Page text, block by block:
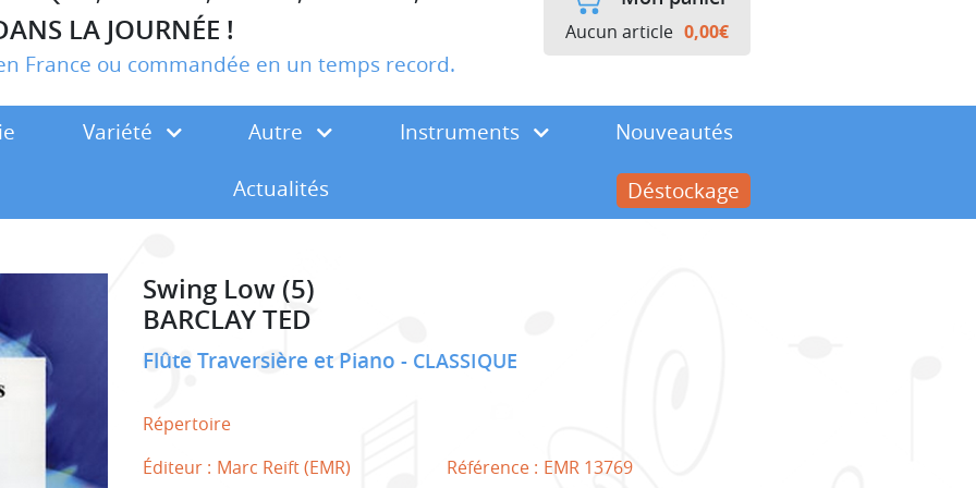
LA JOURNÉE !
France ou commandée en un temps record.
Aucun article 0,00€
Variété Autre Instruments
Nouveautés
Actualités
Déstockage
Swing Low (5)
BARCLAY TED
Flûte Traversière et Piano CLASSIQUE
Répertoire
Éditeur : Marc Reift (EMR) Référence : EMR 13769